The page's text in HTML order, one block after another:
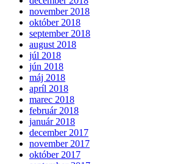
november 2018
október 2018
september 2018
august 2018
júl 2018
jún 2018
máj 2018
apríl 2018
marec 2018
február 2018
január 2018
december 2017
november 2017
október 2017